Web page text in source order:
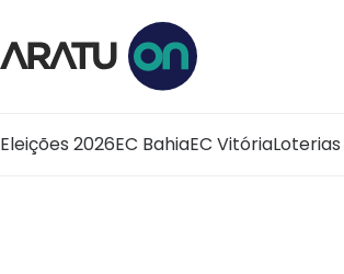
Eleições 2026EC BahiaEC VitóriaLoterias